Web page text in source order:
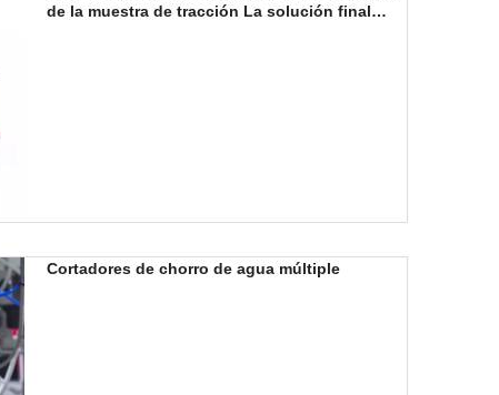
de la muestra de tracción La solución final
Cortadores de chorro de agua múltiple